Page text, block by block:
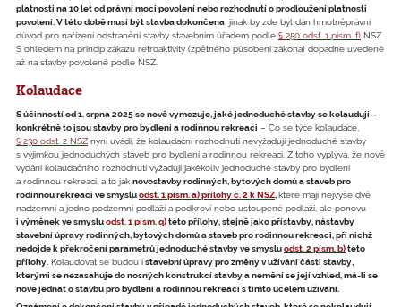
platnosti na 10 let od právní moci povolení nebo rozhodnutí o prodloužení platnosti
povolení. V této době musí být stavba dokončena, jinak by zde byl dán hmotněprávní
důvod pro nařízení odstranění stavby stavebním úřadem podle § 250 odst. 1 písm. f) NSZ.
S ohledem na princip zákazu retroaktivity (zpětného působení zákona) dopadne uvedené
až na stavby povolené podle NSZ.
Kolaudace
S účinností od 1. srpna 2025 se nově vymezuje, jaké jednoduché stavby se kolaudují –
konkrétně to jsou stavby pro bydlení a rodinnou rekreaci – Co se týče kolaudace,
§ 230 odst. 2 NSZ nyní uvádí, že kolaudační rozhodnutí nevyžadují jednoduché stavby
s výjimkou jednoduchých staveb pro bydlení a rodinnou rekreaci. Z toho vyplývá, že nově
vydání kolaudačního rozhodnutí vyžadují jakékoliv jednoduché stavby pro bydlení
a rodinnou rekreaci, a to jak novostavby rodinných, bytových domů a staveb pro
rodinnou rekreaci ve smysluodst. 1 písm. a) přílohy č. 2 k NSZ které mají nejvýše dvě
nadzemní a jedno podzemní podlaží a podkroví nebo ustoupené podlaží, ale ponovu
i výměnek ve smysluodst. 1 písm. q)této přílohy, stejně jako přístavby, nástavby
stavební úpravy rodinných, bytových domů a staveb pro rodinnou rekreaci, při nichž
nedojde k překročení parametrů jednoduché stavby ve smysluodst. 2 písm. b)této
přílohy. Kolaudovat se budou istavební úpravy pro změny v užívání části stavby,
kterými se nezasahuje do nosných konstrukcí stavby a nemění se její vzhled, má-li se
nově jednat o stavbu pro bydlení a rodinnou rekreaci s tímto účelem užívání.